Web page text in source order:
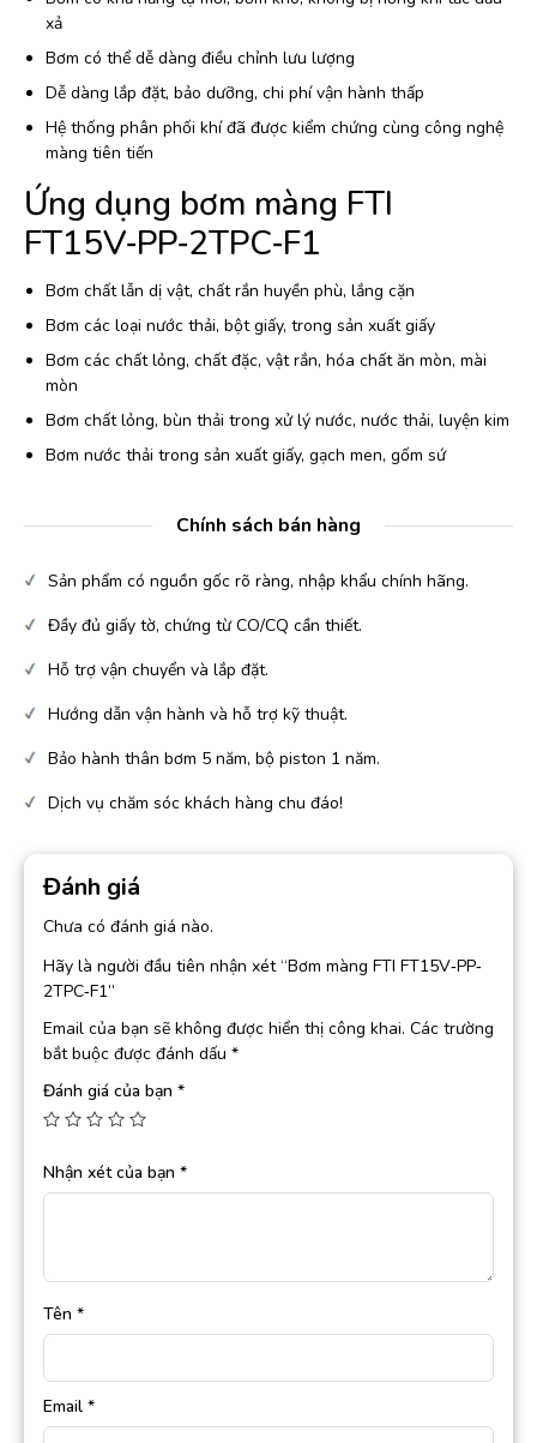
xả
Bơm có thể dễ dàng điều chỉnh lưu lượng
Dễ dàng lắp đặt, bảo dưỡng, chi phí vận hành thấp
Hệ thống phân phối khí đã được kiểm chứng cùng công nghệ
màng tiên tiến
Ứng dụng bơm màng FTI
FT15V‐PP‐2TPC‐F1
Bơm chất lẫn dị vật, chất rắn huyền phù, lắng cặn
Bơm các loại nước thải, bột giấy, trong sản xuất giấy
Bơm các chất lỏng, chất đặc, vật rắn, hóa chất ăn mòn, mài
mòn
Bơm chất lỏng, bùn thải trong xử lý nước, nước thải, luyện kim
Bơm nước thải trong sản xuất giấy, gạch men, gốm sứ
Chính sách bán hàng
Sản phẩm có nguồn gốc rõ ràng, nhập khẩu chính hãng.
Đầy đủ giấy tờ, chứng từ CO/CQ cần thiết.
Hỗ trợ vận chuyển và lắp đặt.
Hướng dẫn vận hành và hỗ trợ kỹ thuật.
Bảo hành thân bơm 5 năm, bộ piston 1 năm.
Dịch vụ chăm sóc khách hàng chu đáo!
Đánh giá
Chưa có đánh giá nào.
Hãy là người đầu tiên nhận xét “Bơm màng FTI FT15V‐PP‐
2TPC‐F1”
Email của bạn sẽ không được hiển thị công khai. Các trường
bắt buộc được đánh dấu *
Đánh giá của bạn *
Nhận xét của bạn *
Tên *
Email *